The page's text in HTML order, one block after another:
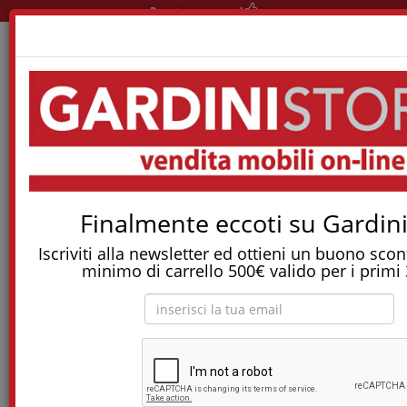
Finalmente eccoti su
Iscriviti alla newsletter ed ottieni un buono
minimo di carrello 500€ valido per i primi
Pronta consegna!
Materassi A Molle Indipendenti
Materasso Grace A Molle Indipendenti
Tostapane, tritatutto, aspirapolvere, friggitrice
e molti altri Elettrodomestici!
Materasso Grace a molle indipendenti